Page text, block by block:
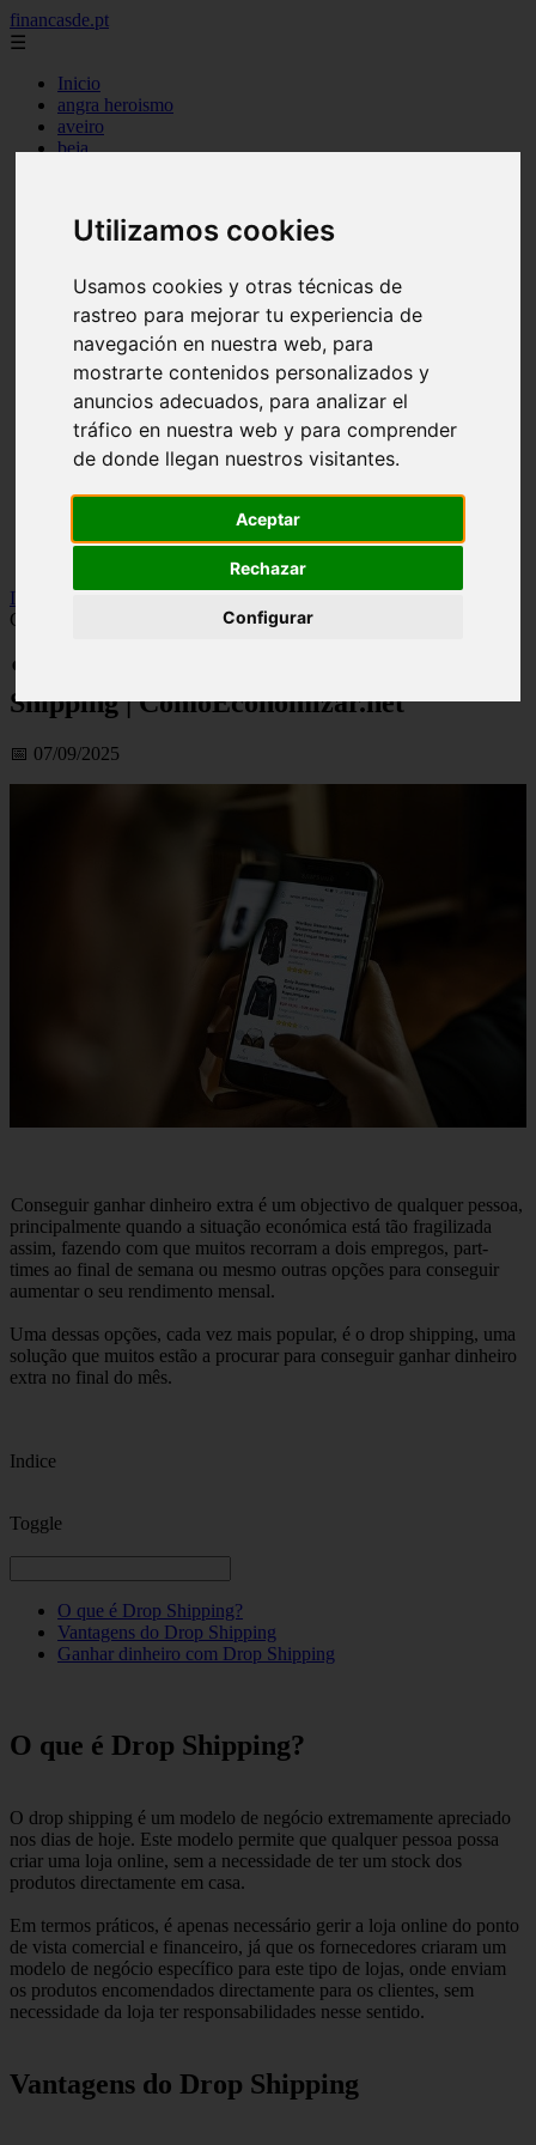
Utilizamos cookies
Usamos cookies y otras técnicas de
rastreo para mejorar tu experiencia de
navegación en nuestra web, para
mostrarte contenidos personalizados y
anuncios adecuados, para analizar el
tráfico en nuestra web y para comprender
de donde llegan nuestros visitantes.
Aceptar
Rechazar
Configurar
financasde.pt
☰
Inicio
angra heroismo
aveiro
beja
coimbra
faro
guarda
horta
leiria
madeira
ponta delgada
portalegre
porto
santarem
setubal
vila real
Inicio
ComoEconomizar.net
%Ganhar Dinheiro Com O Drop
Shipping | ComoEconomizar.net
📅 07/09/2025
Conseguir ganhar dinheiro extra é um objectivo de qualquer pessoa,
principalmente quando a situação económica está tão fragilizada
assim, fazendo com que muitos recorram a dois empregos, part-
times ao final de semana ou mesmo outras opções para conseguir
aumentar o seu rendimento mensal.
Uma dessas opções, cada vez mais popular, é o drop shipping, uma
solução que muitos estão a procurar para conseguir ganhar dinheiro
extra no final do mês.
Indice
Toggle
O que é Drop Shipping?
Vantagens do Drop Shipping
Ganhar dinheiro com Drop Shipping
O que é Drop Shipping?
O drop shipping é um modelo de negócio extremamente apreciado
nos dias de hoje. Este modelo permite que qualquer pessoa possa
criar uma loja online, sem a necessidade de ter um stock dos
produtos directamente em casa.
Em termos práticos, é apenas necessário gerir a loja online do ponto
de vista comercial e financeiro, já que os fornecedores criaram um
modelo de negócio específico para este tipo de lojas, onde enviam
os produtos encomendados directamente para os clientes, sem
necessidade da loja ter responsabilidades nesse sentido.
Vantagens do Drop Shipping